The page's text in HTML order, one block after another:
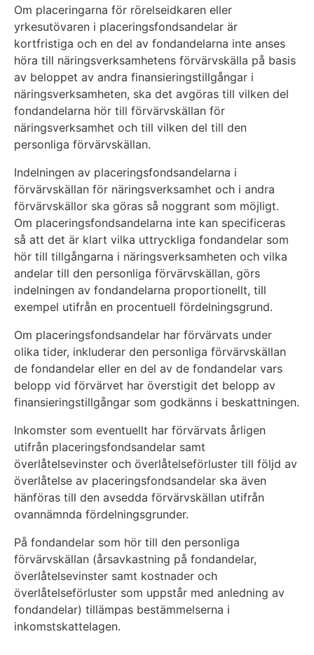
Om placeringarna för rörelseidkaren eller
yrkesutövaren i placeringsfondsandelar är
kortfristiga och en del av fondandelarna inte anses
höra till näringsverksamhetens förvärvskälla på basis
av beloppet av andra finansieringstillgångar i
näringsverksamheten, ska det avgöras till vilken del
fondandelarna hör till förvärvskällan för
näringsverksamhet och till vilken del till den
personliga förvärvskällan.
Indelningen av placeringsfondsandelarna i
förvärvskällan för näringsverksamhet och i andra
förvärvskällor ska göras så noggrant som möjligt.
Om placeringsfondsandelarna inte kan specificeras
så att det är klart vilka uttryckliga fondandelar som
hör till tillgångarna i näringsverksamheten och vilka
andelar till den personliga förvärvskällan, görs
indelningen av fondandelarna proportionellt, till
exempel utifrån en procentuell fördelningsgrund.
Om placeringsfondsandelar har förvärvats under
olika tider, inkluderar den personliga förvärvskällan
de fondandelar eller en del av de fondandelar vars
belopp vid förvärvet har överstigit det belopp av
finansieringstillgångar som godkänns i beskattningen.
Inkomster som eventuellt har förvärvats årligen
utifrån placeringsfondsandelar samt
överlåtelsevinster och överlåtelseförluster till följd av
överlåtelse av placeringsfondsandelar ska även
hänföras till den avsedda förvärvskällan utifrån
ovannämnda fördelningsgrunder.
På fondandelar som hör till den personliga
förvärvskällan (årsavkastning på fondandelar,
överlåtelsevinster samt kostnader och
överlåtelseförluster som uppstår med anledning av
fondandelar) tillämpas bestämmelserna i
inkomstskattelagen.